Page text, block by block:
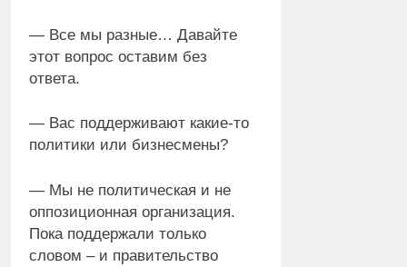
— Все мы разные… Давайте
этот вопрос оставим без
ответа.
— Вас поддерживают какие-то
политики или бизнесмены?
— Мы не политическая и не
оппозиционная организация.
Пока поддержали только
словом – и правительство